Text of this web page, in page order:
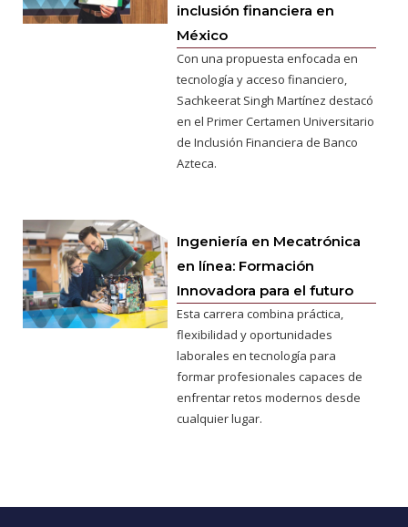
inclusión financiera en
México
Con una propuesta enfocada en
tecnología y acceso financiero,
Sachkeerat Singh Martínez destacó
en el Primer Certamen Universitario
de Inclusión Financiera de Banco
Azteca.
Ingeniería en Mecatrónica
en línea: Formación
Innovadora para el futuro
Esta carrera combina práctica,
flexibilidad y oportunidades
laborales en tecnología para
formar profesionales capaces de
enfrentar retos modernos desde
cualquier lugar.